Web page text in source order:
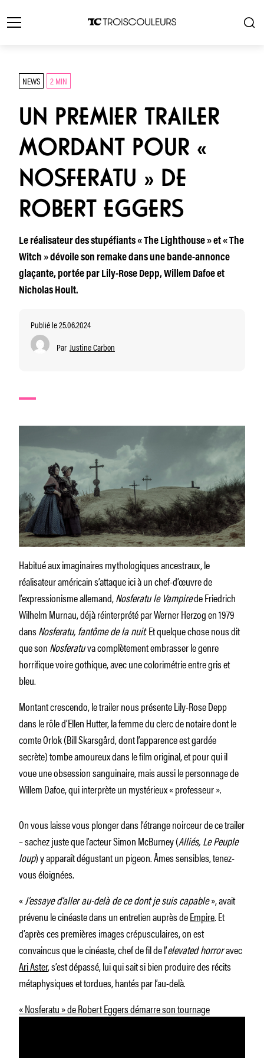
NEWS 2 MIN
UN PREMIER TRAILER
MORDANT POUR «
NOSFERATU » DE
ROBERT EGGERS
Le réalisateur des stupéfiants « The Lighthouse » et « The
Witch » dévoile son remake dans une bande-annonce
glaçante, portée par Lily-Rose Depp, Willem Dafoe et
Nicholas Hoult.
Publié le 25.06.2024
Par Justine Carbon
Habitué aux imaginaires mythologiques ancestraux, le
réalisateur américain s’attaque ici à un chef-d’œuvre de
l’expressionisme allemand,Nosferatu le Vampirede Friedrich
Wilhelm Murnau, déjà réinterprété par Werner Herzog en 1979
dansNosferatu, fantôme de la nuit. Et quelque chose nous dit
que sonNosferatuva complètement embrasser le genre
horrifique voire gothique, avec une colorimétrie entre gris et
bleu.
Montant crescendo, le trailer nous présente Lily-Rose Depp
dans le rôle d’Ellen Hutter, la femme du clerc de notaire dont le
comte Orlok (Bill Skarsgård, dont l’apparence est gardée
secrète) tombe amoureux dans le film original, et pour qui il
voue une obsession sanguinaire, mais aussi le personnage de
Willem Dafoe, qui interprète un mystérieux « professeur ».
On vous laisse vous plonger dans l’étrange noirceur de ce trailer
– sachez juste que l’acteur Simon McBurney (Alliés, Le Peuple
loup) y apparaît dégustant un pigeon. Âmes sensibles, tenez-
vous éloignées.
«J’essaye d’aller au-delà de ce dont je suis capable», avait
prévenu le cinéaste dans un entretien auprès deEmpire. Et
d’après ces premières images crépusculaires, on est
convaincus que le cinéaste, chef de fil de l’elevated horroravec
Ari Aster, s’est dépassé, lui qui sait si bien produire des récits
métaphysiques et tordues, hantés par l’au-delà.
« Nosferatu » de Robert Eggers démarre son tournage